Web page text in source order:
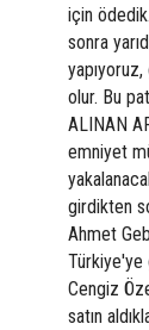
için
sonra
yapıyoruz,
olur. Bu
ALINAN
emniyet
girdikten
Ahmet
Türkiye'ye
Cengiz
satın